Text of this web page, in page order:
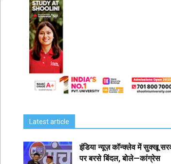
Latest article
इंडिया न्यूज़ कॉन्क्लेव में सुक्खू
पर बरसे बिंदल, बोले—कांग्रेस